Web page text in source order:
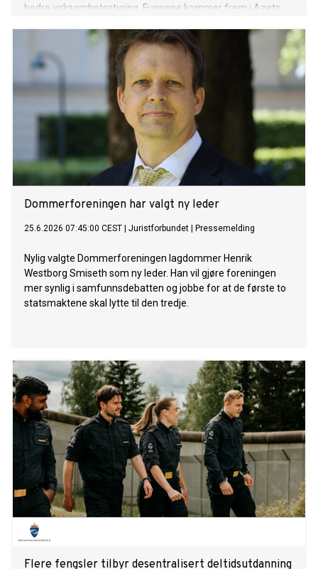
bedre virksomhetsstyring. Funnene kommer frem i Azets
seniorledere og beslutningstakere innen lønn i Storbritannia,
Irland, Norge, Sverige, Danmark og Finland.
Dommerforeningen har valgt ny leder
25.6.2026 07:45:00 CEST Juristforbundet Pressemelding
Nylig valgte Dommerforeningen lagdommer Henrik
Westborg Smiseth som ny leder. Han vil gjøre foreningen
mer synlig i samfunnsdebatten og jobbe for at de første to
statsmaktene skal lytte til den tredje.
Flere fengsler tilbyr desentralisert deltidsutdanning